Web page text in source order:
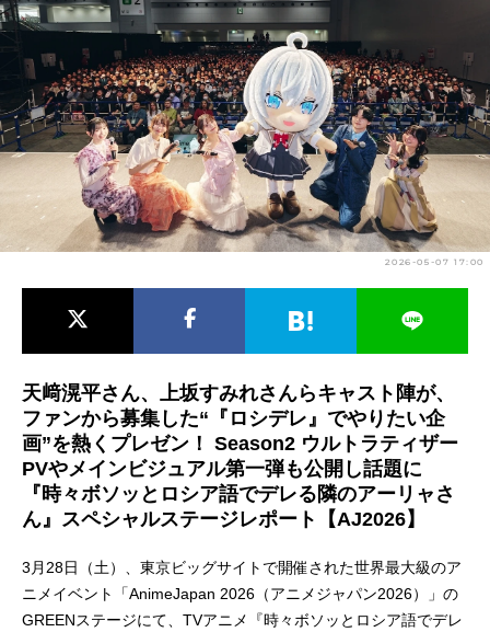
最新記事一覧
アニメ記事一覧 声優記事一覧
アニメ映画一覧 実写化映画一覧
今期アニメ曜日別一覧
春アニメ 夏アニメ
男性声優/女性声優一覧
2026-05-07 17:00
天﨑滉平さん、上坂すみれさんらキャスト陣が、
ファンから募集した“『ロシデレ』でやりたい企
画”を熱くプレゼン！ Season2 ウルトラティザー
PVやメインビジュアル第一弾も公開し話題に
『時々ボソッとロシア語でデレる隣のアーリャさ
ん』スペシャルステージレポート【AJ2026】
3月28日（土）、東京ビッグサイトで開催された世界最大級のア
ニメイベント「AnimeJapan 2026（アニメジャパン2026）」の
GREENステージにて、TVアニメ『時々ボソッとロシア語でデレ